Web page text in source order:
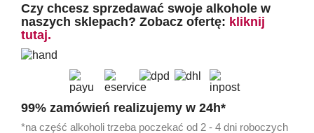
Czy chcesz sprzedawać swoje alkohole w
naszych sklepach? Zobacz ofertę: kliknij
tutaj.
99% zamówień realizujemy w 24h*
*na część alkoholi trzeba poczekać od 2 - 4 dni roboczych